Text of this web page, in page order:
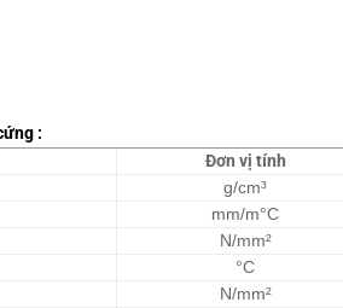
:
Đơn vị tính
g/cm³
mm/m°C
N/mm²
°C
N/mm²